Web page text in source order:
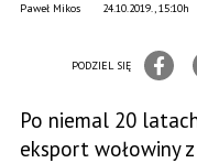
24.10.2019., 15:10h
Paweł Mikos
PODZIEL SIĘ
Po niemal 20
eksport wołowiny